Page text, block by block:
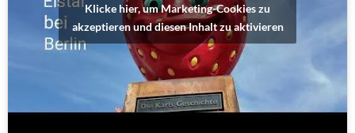
Klicke hier, um Marketing-Cookies zu
akzeptieren und diesen Inhalt zu aktivieren